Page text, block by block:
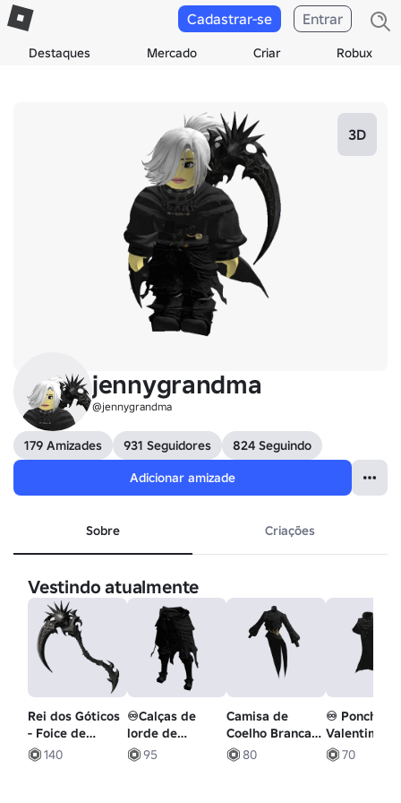
Destaques Mercado Criar Robux
Cadastrar-se Entrar
3D
jennygrandma
@jennygrandma
179 Amizades 931 Seguidores
824 Seguindo
Adicionar amizade
Sobre Criações
Vestindo atualmente
Rei dos Góticos
- Foice de
Crânio Preto
Enorme
140
♾️Calças de
lorde de
esqueleto
preto
95
Camisa de
Coelho Branca -
Preta
80
♾️ Poncho
Valentim
Vincent
70